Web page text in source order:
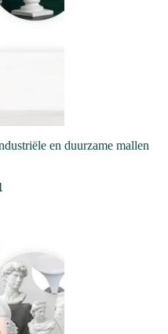
en duurzame mallen